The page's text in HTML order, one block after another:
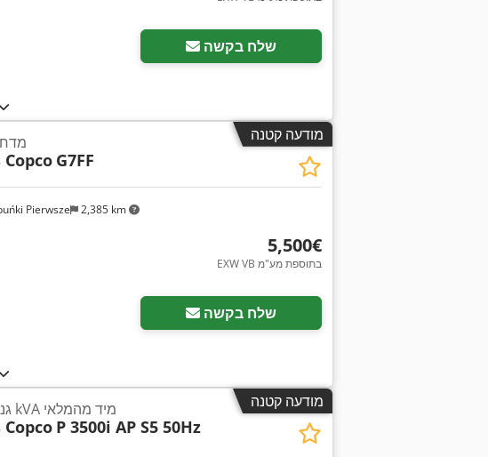
שלח בקשה
מודעה קטנה
Pierwsze 2,385 km
G7FF
‏5,500 ‏€
EXW VB בתוספת מע"מ
שלח בקשה
מודעה קטנה גנרטור 3 kVA מיד מהמלאי
P 3500i AP S5 50Hz